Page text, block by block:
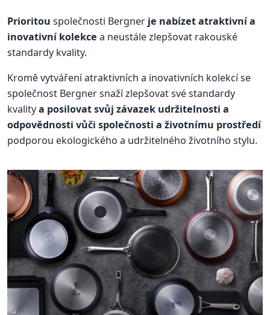
Prioritou společnosti Bergner je nabízet atraktivní a
inovativní kolekce a neustále zlepšovat rakouské
standardy kvality.
Kromě vytváření atraktivních a inovativních kolekcí se
společnost Bergner snaží zlepšovat své standardy
kvalitya posilovat svůj závazek udržitelnosti a
odpovědnosti vůči společnosti a životnímu prostředí
podporou ekologického a udržitelného životního stylu.